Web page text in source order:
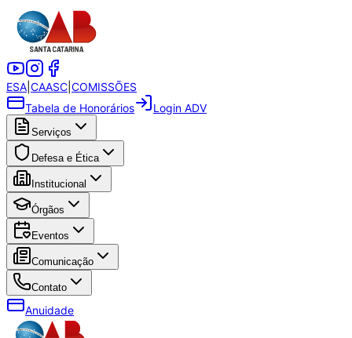
ESA CAASC COMISSÕES
Tabela de Honorários
Login ADV
Serviços
Defesa e Ética
Institucional
Órgãos
Eventos
Comunicação
Contato
Anuidade